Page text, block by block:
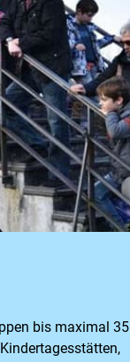
bis maximal 35